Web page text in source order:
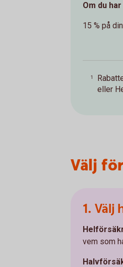
Om du
15 % på
1
eller
Välj
1. Välj
vem som